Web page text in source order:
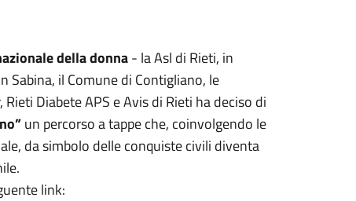
della donna- la Asl di Rieti, in
Sabina, il Comune di Contigliano, le
Diabete APS e Avis di Rieti ha deciso di
un percorso a tappe che, coinvolgendo le
da simbolo delle conquiste civili diventa
link: